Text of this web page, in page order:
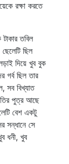
রক্ষা করতে
তবিল
ছিল
দিয়ে খুব বুক
গর্ব ছিল তার
সব বিখ্যাত
পুত্র আছে
বেশ একটু
সন্ধানে সে
ধনী, খুব